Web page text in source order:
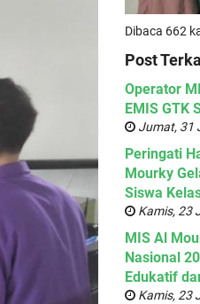
Dibaca 662
Post
Operator
EMIS GTK
Jumat, 31
Peringati
Mourky
Siswa
Kamis, 23
MIS Al
Nasional
Edukatif
Kamis, 23